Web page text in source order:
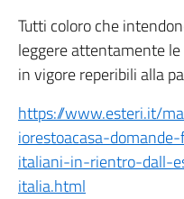
Tutti coloro che
leggere attentamente
in vigore reperibili alla
https://www.esteri.it/
iorestoacasa-
italiani-in-rientro-dall-
italia.html